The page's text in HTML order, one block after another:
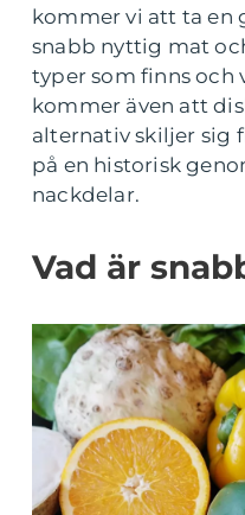
kommer vi att ta en
snabb nyttig mat
typer som finns och
kommer även att
alternativ skiljer sig
på en historisk
nackdelar.
Vad är